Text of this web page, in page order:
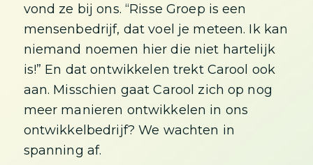
vond ze bij ons. “Risse Groep is een
mensenbedrijf, dat voel je meteen. Ik kan
niemand noemen hier die niet hartelijk
is!” En dat ontwikkelen trekt Carool ook
aan. Misschien gaat Carool zich op nog
meer manieren ontwikkelen in ons
ontwikkelbedrijf? We wachten in
spanning af.